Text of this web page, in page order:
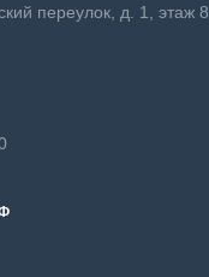
переулок, д. 1, этаж 8